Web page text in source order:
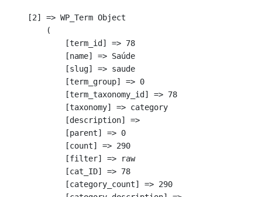
    [2] => WP_Term Object
        (
            [term_id] => 78
            [name] => Saúde
            [slug] => saude
            [term_group] => 0
            [term_taxonomy_id] => 78
            [taxonomy] => category
            [description] =>
            [parent] => 0
            [count] => 290
            [filter] => raw
            [cat_ID] => 78
            [category_count] => 290